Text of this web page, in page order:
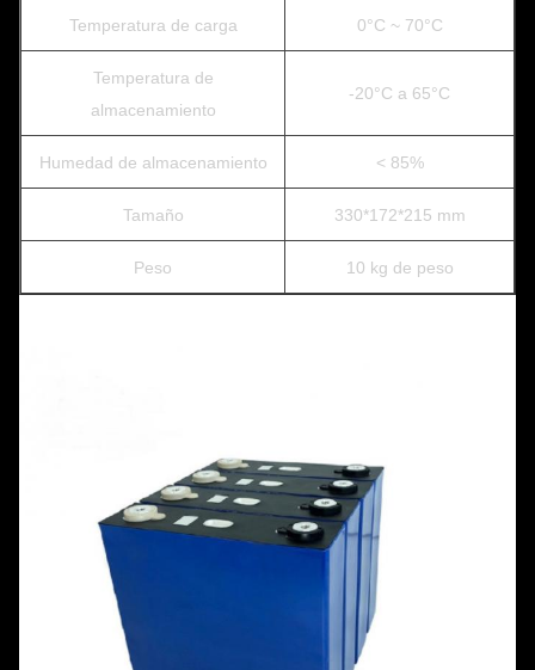
Temperatura de carga 0°C ~ 70°C
Temperatura de
almacenamiento
-20°C a 65°C
Humedad de almacenamiento < 85%
Tamaño 330*172*215 mm
Peso 10 kg de peso